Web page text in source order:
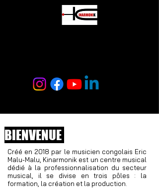
BIENVENUE
Créé en 2018 par le musicien congolais Eric
Malu-Malu, Kinarmonik est un centre musical
dédié à la professionnalisation du secteur
musical, il se divise en trois pôles : la
formation, la création et la production.